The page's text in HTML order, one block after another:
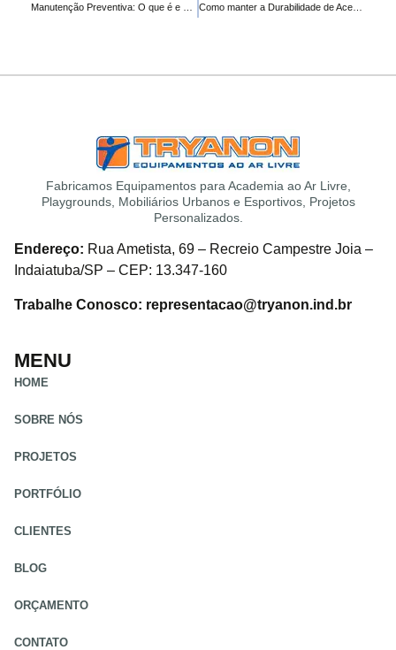
Fabricamos Equipamentos para Academia ao Ar Livre,
Playgrounds, Mobiliários Urbanos e Esportivos, Projetos
Personalizados.
Endereço: Rua Ametista, 69 – Recreio Campestre Joia –
Indaiatuba/SP – CEP: 13.347-160
Trabalhe Conosco: representacao@tryanon.ind.br
MENU
HOME
SOBRE NÓS
PROJETOS
PORTFÓLIO
CLIENTES
BLOG
ORÇAMENTO
CONTATO